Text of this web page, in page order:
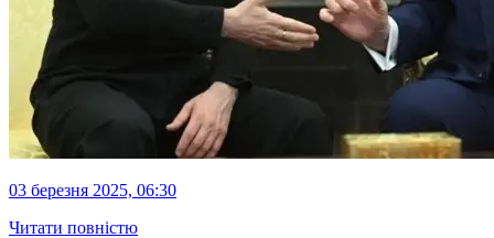
03 березня 2025, 06:30
Читати повністю